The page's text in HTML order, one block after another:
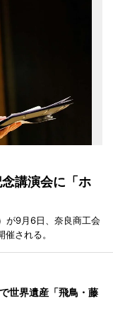
講演会に「ホ
が9月6日、奈良商工会
される。
世界遺産「飛鳥・藤